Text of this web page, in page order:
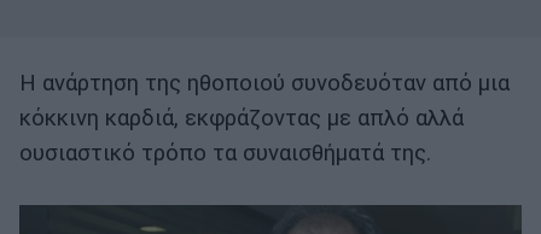
Η ανάρτηση της ηθοποιού συνοδευόταν από μια
κόκκινη καρδιά, εκφράζοντας με απλό αλλά
ουσιαστικό τρόπο τα συναισθήματά της.